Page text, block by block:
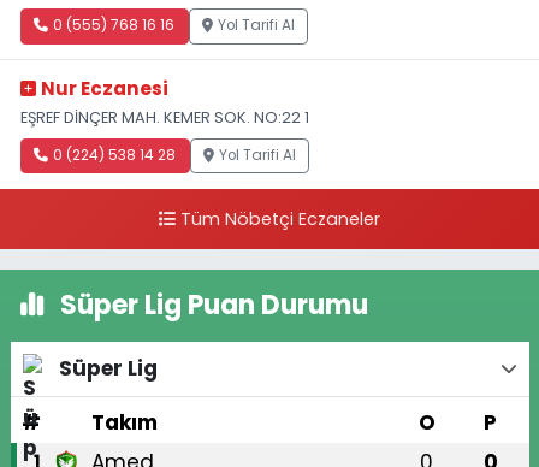
0 (555) 768 16 16 Yol Tarifi Al
Nur Eczanesi
EŞREF DİNÇER MAH. KEMER SOK. NO:22 1
0 (224) 538 14 28 Yol Tarifi Al
Tüm Nöbetçi Eczaneler
Süper Lig Puan Durumu
Süper Lig
#
Takım O P
1